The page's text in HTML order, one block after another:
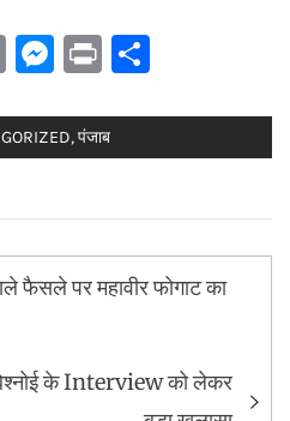
CopyMessenger
Print
,पंजाब
फैसले पर महावीर फोगाट का
के Interview को लेकर